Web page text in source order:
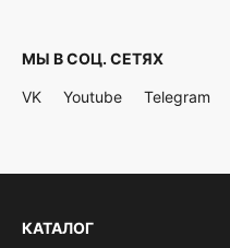
МЫ В СОЦ. СЕТЯХ
VK Youtube Telegram
КАТАЛОГ